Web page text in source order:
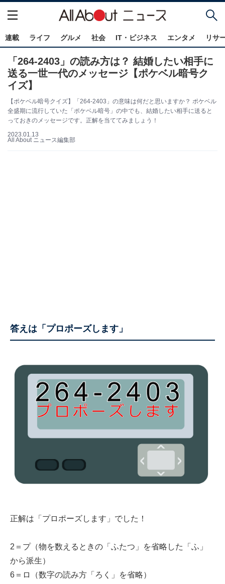
連載 ライフ グルメ 社会 IT・ビジネス エンタメ リサ
「264-2403」の読み方は？ 結婚したい相手に
送る一世一代のメッセージ【ポケベル暗号ク
イズ】
【ポケベル暗号クイズ】「264-2403」の意味は何だと思いますか？ ポケベル
全盛期に流行していた「ポケベル暗号」の中でも、結婚したい相手に送ると
っておきのメッセージです。正解を当ててみましょう！
2023.01.13
All About ニュース編集部
答えは「プロポーズします」
正解は「プロポーズします」でした！
2＝プ（物を数えるときの「ふたつ」を省略した「ふ」
から派生）
6＝ロ（数字の読み方「ろく」を省略）